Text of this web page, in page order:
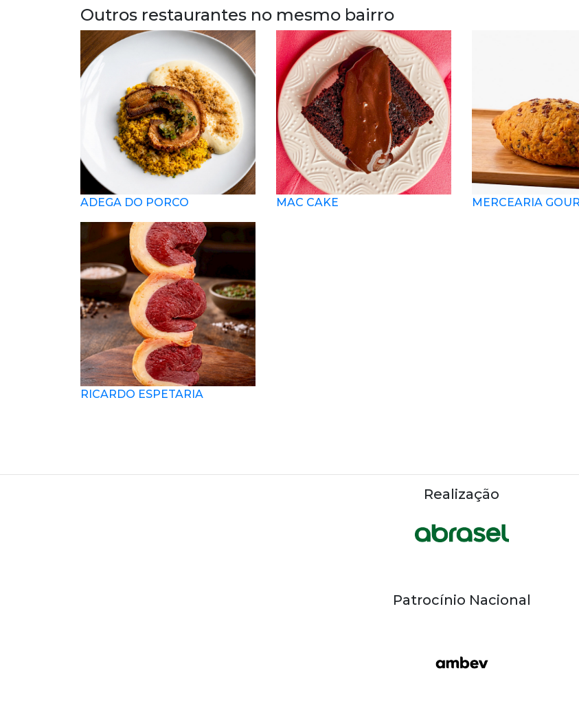
Outros restaurantes no mesmo bairro
ADEGA DO PORCO MAC CAKE MERCEARIA
RICARDO ESPETARIA
Realização
Patrocínio Nacional